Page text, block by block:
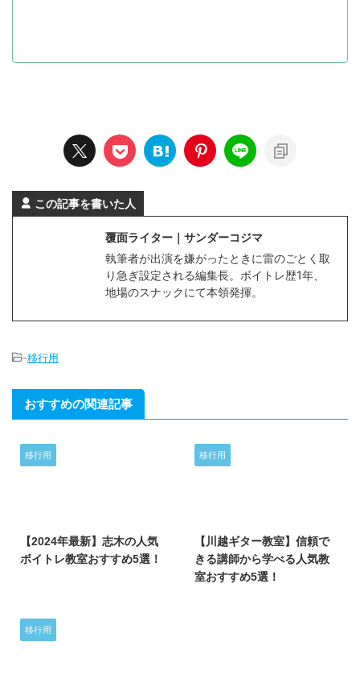
ギター
月２回 ６,０００円
この記事を書いた人
覆面ライター｜サンダーコジマ
執筆者が出演を嫌がったときに雷のごとく取
り急ぎ設定される編集長。ボイトレ歴1年、
地場のスナックにて本領発揮。
-移行用
おすすめの関連記事
移行用
【2024年最新】志木の人気
ボイトレ教室おすすめ5選！
移行用
【川越ギター教室】信頼で
きる講師から学べる人気教
室おすすめ5選！
移行用